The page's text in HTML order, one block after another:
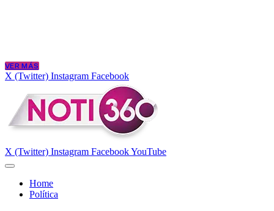
VER MÁS
X (Twitter) Instagram Facebook
X (Twitter) Instagram FacebookYouTube
Home
Política